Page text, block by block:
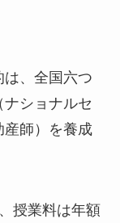
、全国六つ
ショナルセ
産師）を養成
授業料は年額